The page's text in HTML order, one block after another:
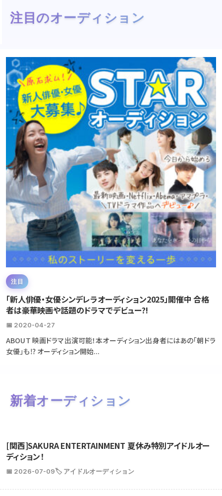
注目のオーディション
注目
「新人俳優・女優シンデレラオーディション2025」開催中 合格
者は豪華映画や話題のドラマでデビュー?!
📅 2020-04-27
ABOUT 映画ドラマ出演可能！本オーディション出身者にはあの「朝ドラ
女優」も⁉ オーディション開始...
新着オーディション
[関西]SAKURA ENTERTAINMENT 夏休み特別アイドルオー
ディション！
📅 2026-07-09🏷️ アイドルオーディション